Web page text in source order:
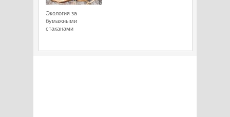
Экология за
бумажными
стаканами